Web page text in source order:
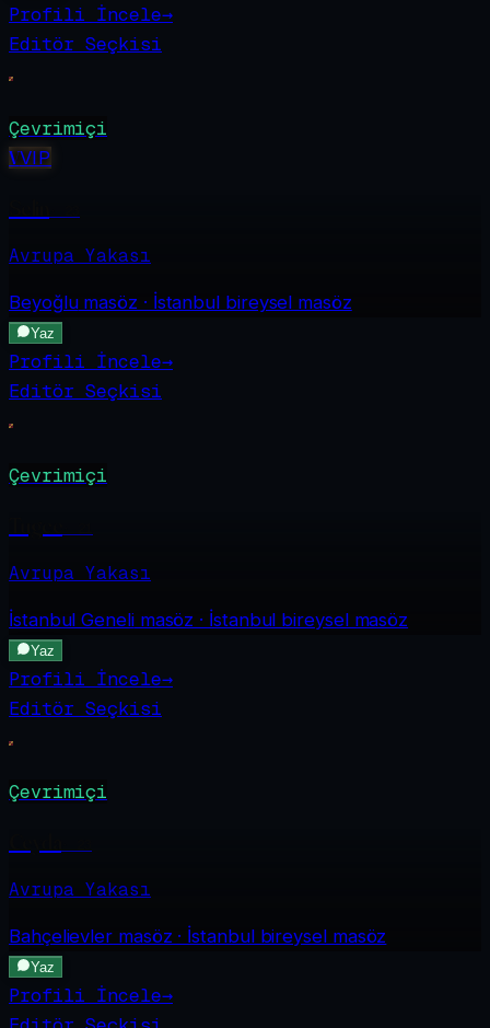
Profili İncele→
Editör Seçkisi
Çevrimiçi
VVIP
Avrupa Yakası
Beyoğlumasöz · İstanbul bireysel masöz
Yaz
Profili İncele→
Editör Seçkisi
Çevrimiçi
Avrupa Yakası
İstanbul Genelimasöz · İstanbul bireysel masöz
Yaz
Profili İncele→
Editör Seçkisi
Çevrimiçi
Avrupa Yakası
Bahçelievler masöz · İstanbul bireysel masöz
Yaz
Profili İncele→